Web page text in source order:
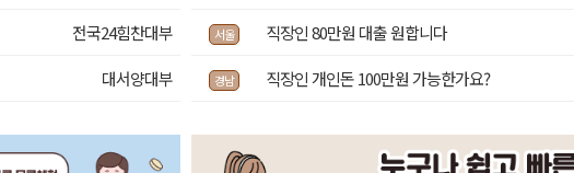
전국24힘찬대부
대서양대부
서울 직장인 80만원 대출 원합니다
경남 직장인 개인돈 100만원 가능한가요?